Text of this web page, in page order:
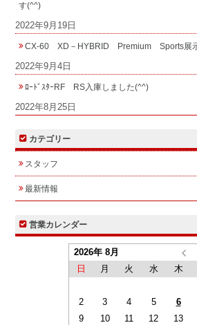
す(^^)
2022年9月19日
CX-60 XD－HYBRID Premium Sports展示
2022年9月4日
ﾛｰﾄﾞｽﾀｰRF RS入庫しました(^^)
2022年8月25日
カテゴリー
スタッフ
最新情報
営業カレンダー
2026年 8月
日
月 火 水 木
2
3 4 5 6
9
10 11 12 13